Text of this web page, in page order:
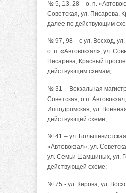
№ 5, 13, 28 – о. п.
Советская, ул. Писарева,
далее по действующим
№ 97, 98 – c ул. Восход,
о. п. «Автовокзал», ул.
Писарева, Красный
действующим схемам;
№ 31 – Вокзальная
Советская, о.п.
Ипподромская, ул.
действующей схеме;
№ 41 – ул.
«Автовокзал», ул.
ул. Семьи Шамшиных, ул.
действующей схеме;
№ 75 - ул. Кирова, ул.